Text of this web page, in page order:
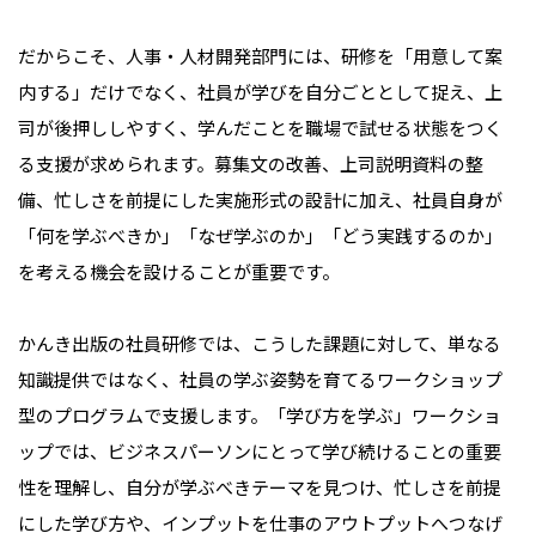
だからこそ、人事・人材開発部門には、研修を「用意して案
内する」だけでなく、社員が学びを自分ごととして捉え、上
司が後押ししやすく、学んだことを職場で試せる状態をつく
る支援が求められます。募集文の改善、上司説明資料の整
備、忙しさを前提にした実施形式の設計に加え、社員自身が
「何を学ぶべきか」「なぜ学ぶのか」「どう実践するのか」
を考える機会を設けることが重要です。
かんき出版の社員研修では、こうした課題に対して、単なる
知識提供ではなく、社員の学ぶ姿勢を育てるワークショップ
型のプログラムで支援します。「学び方を学ぶ」ワークショ
ップでは、ビジネスパーソンにとって学び続けることの重要
性を理解し、自分が学ぶべきテーマを見つけ、忙しさを前提
にした学び方や、インプットを仕事のアウトプットへつなげ